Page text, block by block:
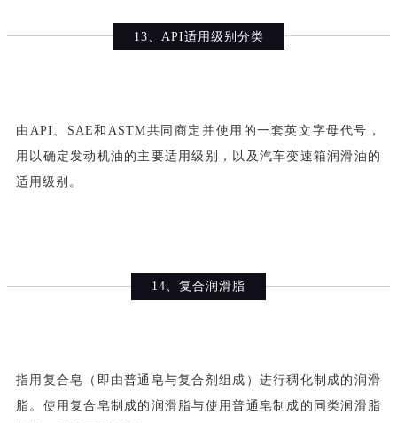
13、API适用级别分类
由API、SAE和ASTM共同商定并使用的一套英文字母代号，
用以确定发动机油的主要适用级别，以及汽车变速箱润滑油的
适用级别。
14、复合润滑脂
指用复合皂（即由普通皂与复合剂组成）进行稠化制成的润滑
脂。使用复合皂制成的润滑脂与使用普通皂制成的同类润滑脂